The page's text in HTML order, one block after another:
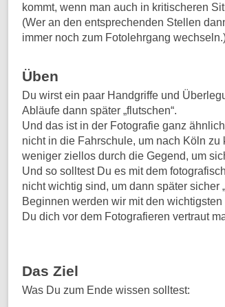
kommt, wenn man auch in kritischeren
(Wer an den entsprechenden Stellen
immer noch zum Fotolehrgang
Üben
Du wirst ein paar Handgriffe und
Abläufe dann später „flutschen“.
Und das ist in der Fotografie ganz
nicht in die Fahrschule, um nach Köln
weniger ziellos durch die Gegend, um
Und so solltest Du es mit dem
nicht wichtig sind, um dann später sicher
Beginnen werden wir mit den
Du dich vor dem Fotografieren vertraut
Das Ziel
Was Du zum Ende wissen solltest: